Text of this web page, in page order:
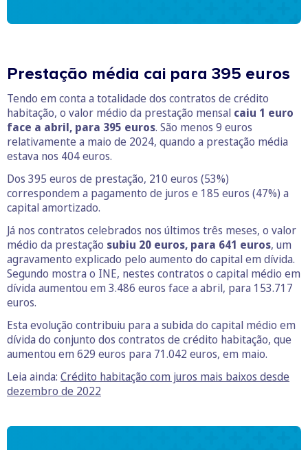
Prestação média cai para 395 euros
Tendo em conta a totalidade dos contratos de crédito
habitação, o valor médio da prestação mensal caiu 1 euro
face a abril, para 395 euros. São menos 9 euros
relativamente a maio de 2024, quando a prestação média
estava nos 404 euros.
Dos 395 euros de prestação, 210 euros (53%)
correspondem a pagamento de juros e 185 euros (47%) a
capital amortizado.
Já nos contratos celebrados nos últimos três meses, o valor
médio da prestação subiu 20 euros, para 641 euros, um
agravamento explicado pelo aumento do capital em dívida.
Segundo mostra o INE, nestes contratos o capital médio em
dívida aumentou em 3.486 euros face a abril, para 153.717
euros.
Esta evolução contribuiu para a subida do capital médio em
dívida do conjunto dos contratos de crédito habitação, que
aumentou em 629 euros para 71.042 euros, em maio.
Leia ainda: Crédito habitação com juros mais baixos desde
dezembro de 2022